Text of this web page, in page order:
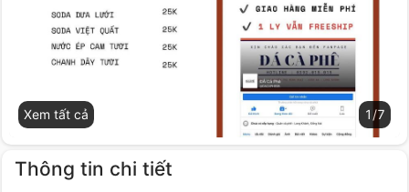
Xem tất cả 1 /7
Thông tin chi tiết